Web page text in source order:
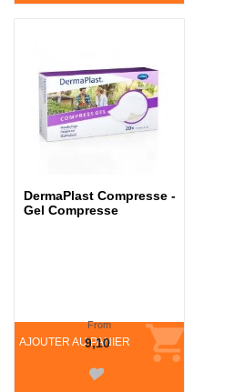
DermaPlast Compresse -
Gel Compresse
AJOUTER AU PANIER
From
9,10